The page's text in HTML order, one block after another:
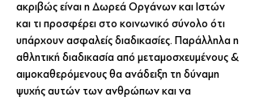
ακριβώς είναι η Δωρεά Οργάνων και Ιστών
και τι προσφέρει στο κοινωνικό σύνολο ότι
υπάρχουν ασφαλείς διαδικασίες. Παράλληλα η
αθλητική διαδικασία από μεταμοσχευμένους &
αιμοκαθερόμενους θα ανάδειξη τη δύναμη
ψυχής αυτών των ανθρώπων και να